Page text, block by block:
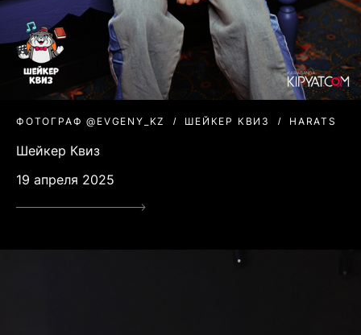
ФОТОГРАФ @EVGENY_KZ ШЕЙКЕР КВИЗ HARATS
Шейкер Квиз
19 апреля 2025